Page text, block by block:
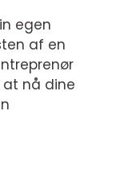
egen
af en
nå dine